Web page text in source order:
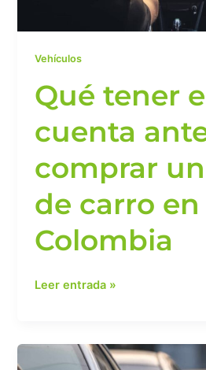
Vehículos
Qué tener
cuenta
comprar
de carro en
Colombia
en
Colombia
Leer entrada »